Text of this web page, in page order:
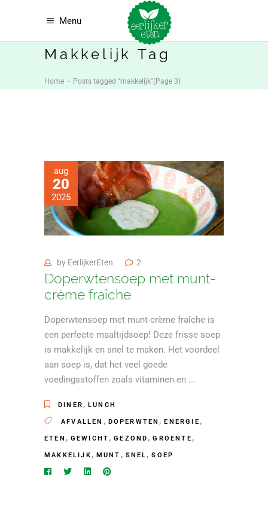
Menu
Makkelijk Tag
Home - Posts tagged "makkelijk"(Page 3)
aug
20
2025
by EerlijkerEten 2
Doperwtensoep met munt-
crème fraîche
Doperwtensoep met munt-crème fraîche is
een perfecte maaltijdsoep! Deze frisse soep
is makkelijk en snel te maken. Het voordeel
aan soep is, dat het veel goede
voedingsstoffen zoals vitaminen en
DINER , LUNCH
AFVALLEN , DOPERWTEN ,ENERGIE ,
ETEN , GEWICHT ,GEZOND ,GROENTE ,
MAKKELIJK , MUNT , SNEL ,SOEP